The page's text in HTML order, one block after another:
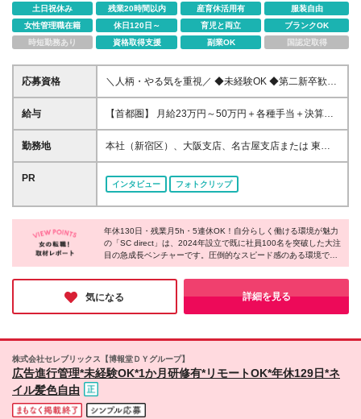
土日祝休み
残業20時間以内 産育休活用有
服装自由
女性管理職在籍
休日120日～ 育児と両立
ブランクOK
時短勤務あり
資格取得支援 副業OK 国認定取得
応募資格
＼人柄・やる気を重視／ ◆未経験OK ◆第二新卒歓迎
◆学歴不問 ※34歳まで（若年層の長期キャリア形成
を図るため） ※Web業界経験も問いません ★社会人
までの経験は一切問いませんが、 WebやIT業界に興味
がある方は大歓迎です♪
給与
【首都圏】 月給23万円～50万円＋各種手当＋決算賞
与 【大阪】 月給22万円～50万円＋各種手当＋決算賞
与 【愛知】 月給21.5万円～50万円＋各種手当＋決算
円＋各種手当＋決算賞与 【即戦力枠】 月給30万円～
件の差異はありません。 ※残業代は別途支給です。
勤務地
本社（新宿区）、大阪支店、名古屋支店または 東
京・神奈川・千葉・埼玉・愛知・大阪・福岡をはじ
め、 全国のプロジェクト先の勤務となります。 ※23
区内のプロジェクトが中心です。 ※ご希望を考慮して
配属先を決定します。 ※転居を伴う転勤はありませ
ん。 【本社】 東京都新宿区西新宿3-9-7 フロンティア
新宿タワー3F 【大阪支店】 大阪府大阪市北区梅田1
丁目12番12号 東京建物梅田ビル12階 【名古屋支店】
愛知県名古屋市西区名駅二丁目27番8号 名古屋プライ
ムセントラルタワー3階 ★即戦力枠の方は、フルリモ
ート（完全在宅勤務）も可能です！ (変更の範囲)上記
を除く当社関連勤務地
PR
インタビュー フォトクリップ
年休130日・残業月5h・5連休OK！自分らしく働ける環境が魅力
の「SC direct」は、2024年設立で既に社員100名を突破した大注
目の急成長ベンチャーです。圧倒的なスピード感のある環境で、
会社の飛躍と共に理想のキャリアを描けます！若手からコアメン
バーとして活躍できる絶好のチャンス◎ワークライフバランスと
やりがいあるキャリアの両方を、ぜひ同社で叶えてみませんか？
気になる 詳細を見る
株式会社セレブリックス【博報堂ＤＹグループ】
広告進行管理*未経験OK*1か月研修有*リモートOK*年休129日*ネ
イル髪色自由